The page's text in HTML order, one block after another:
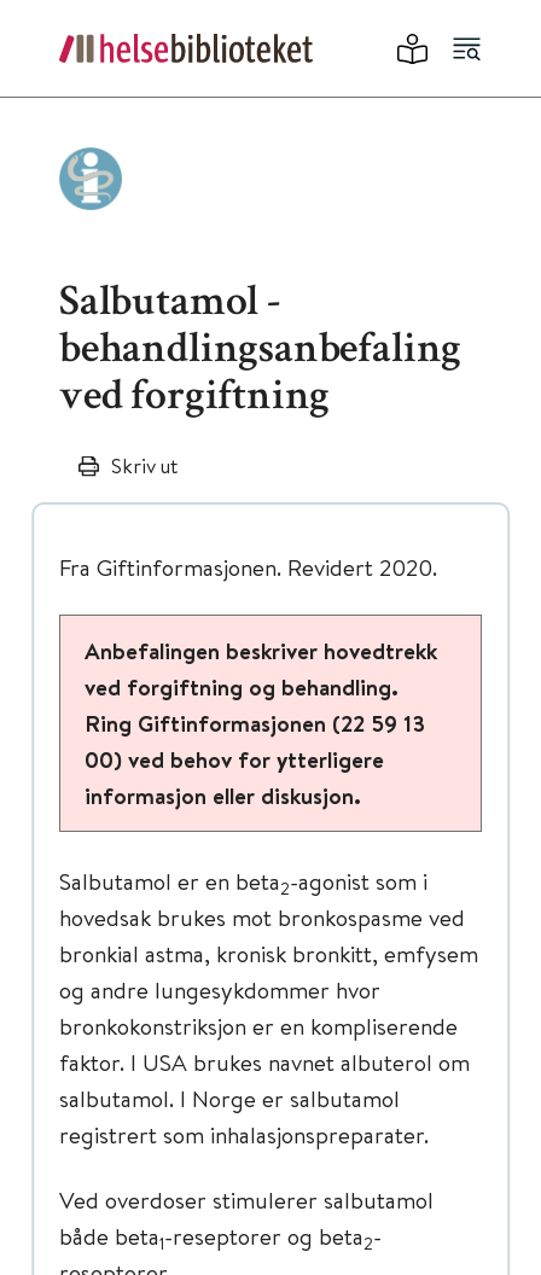
Salbutamol -
behandlingsanbefaling
ved forgiftning
Skriv ut
Fra Giftinformasjonen. Revidert 2020.
Anbefalingen beskriver hovedtrekk
ved forgiftning og behandling.
Ring Giftinformasjonen (22 59 13
00) ved behov for ytterligere
informasjon eller diskusjon.
Salbutamol er en beta2-agonist som i
hovedsak brukes mot bronkospasme ved
bronkial astma, kronisk bronkitt, emfysem
og andre lungesykdommer hvor
bronkokonstriksjon er en kompliserende
faktor. I USA brukes navnet albuterol om
salbutamol. I Norge er salbutamol
registrert som inhalasjonspreparater.
Ved overdoser stimulerer salbutamol
både beta1-reseptorer og beta2-